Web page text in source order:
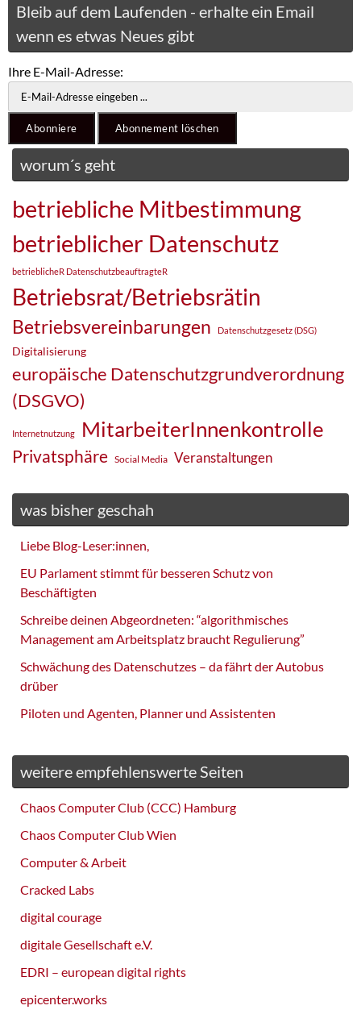
Bleib auf dem Laufenden - erhalte ein Email
wenn es etwas Neues gibt
Ihre E-Mail-Adresse:
worum´s geht
betriebliche Mitbestimmung
betrieblicher Datenschutz
betrieblicheR DatenschutzbeauftragteR
Betriebsrat/Betriebsrätin
Betriebsvereinbarungen Datenschutzgesetz (DSG)
Digitalisierung
europäische Datenschutzgrundverordnung
(DSGVO)
Internetnutzung MitarbeiterInnenkontrolle
Privatsphäre Social Media Veranstaltungen
was bisher geschah
Liebe Blog-Leser:innen,
EU Parlament stimmt für besseren Schutz von
Beschäftigten
Schreibe deinen Abgeordneten: “algorithmisches
Management am Arbeitsplatz braucht Regulierung”
Schwächung des Datenschutzes – da fährt der Autobus
drüber
Piloten und Agenten, Planner und Assistenten
weitere empfehlenswerte Seiten
Chaos Computer Club (CCC) Hamburg
Chaos Computer Club Wien
Computer & Arbeit
Cracked Labs
digital courage
digitale Gesellschaft e.V.
EDRI – european digital rights
epicenter.works